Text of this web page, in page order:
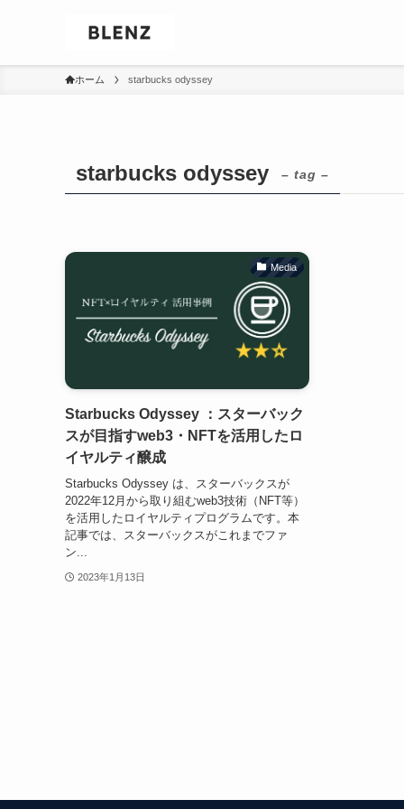
ホーム starbucks odyssey
starbucks odyssey – tag –
Media
Starbucks Odyssey ：スターバック
スが目指すweb3・NFTを活用したロ
イヤルティ醸成
Starbucks Odyssey は、スターバックスが
2022年12月から取り組むweb3技術（NFT等）
を活用したロイヤルティプログラムです。本
記事では、スターバックスがこれまでファ
ン...
2023年1月13日